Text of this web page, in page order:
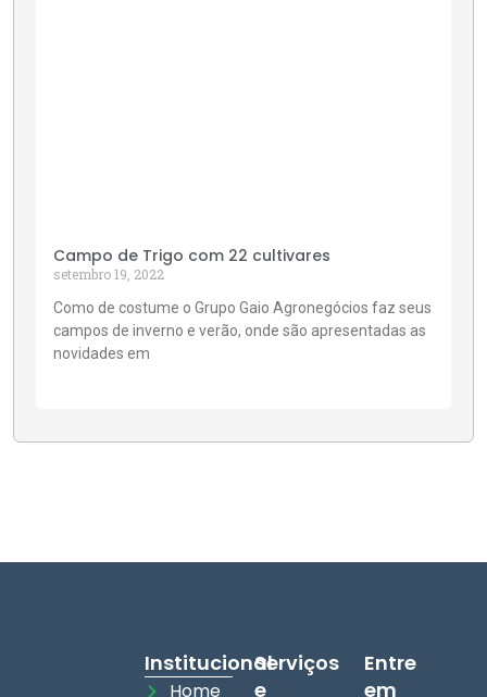
Campo de Trigo com 22 cultivares
setembro 19, 2022
Como de costume o Grupo Gaio Agronegócios faz seus
campos de inverno e verão, onde são apresentadas as
novidades em
Institucional
Home
Serviços
e
Entre
em